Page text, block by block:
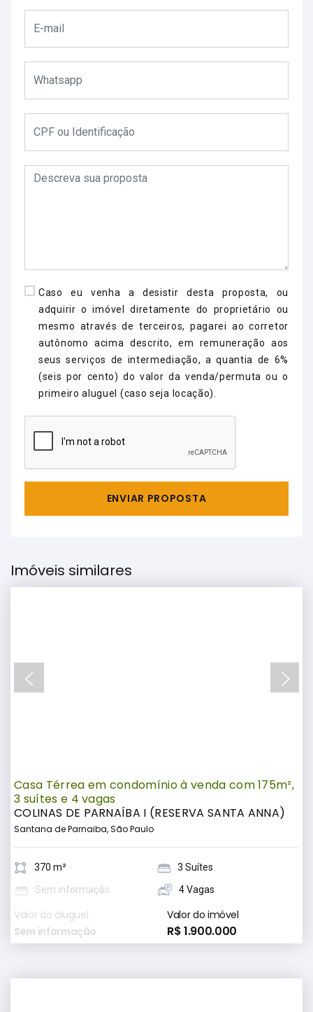
Caso eu venha a desistir desta proposta, ou
adquirir o imóvel diretamente do proprietário ou
mesmo através de terceiros, pagarei ao corretor
autônomo acima descrito, em remuneração aos
seus serviços de intermediação, a quantia de 6%
(seis por cento) do valor da venda/permuta ou o
primeiro aluguel (caso seja locação).
ENVIAR PROPOSTA
Imóveis similares
Casa Térrea em condomínio à venda com 175m²,
3 suítes e 4 vagas
COLINAS DE PARNAÍBA I (RESERVA SANTA ANNA)
Santana de Parnaiba, São Paulo
370 m²
3 Suítes
Sem informação
4 Vagas
Valor do aluguel
Sem informação
Valor do imóvel
R$ 1.900.000